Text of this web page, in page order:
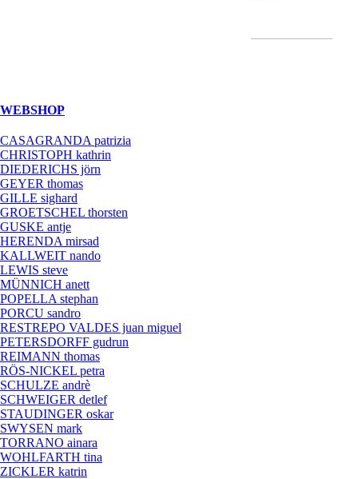
Navigation
WEBSHOP
CASAGRANDA patrizia
CHRISTOPH kathrin
DIEDERICHS jörn
GEYER thomas
GILLE sighard
GROETSCHEL thorsten
GUSKE antje
HERENDA mirsad
KALLWEIT nando
LEWIS steve
MÜNNICH anett
POPELLA stephan
PORCU sandro
RESTREPO VALDES juan miguel
PETERSDORFF gudrun
REIMANN thomas
RÖS-NICKEL petra
SCHULZE andrè
SCHWEIGER detlef
STAUDINGER oskar
SWYSEN mark
TORRANO ainara
WOHLFARTH tina
ZICKLER katrin